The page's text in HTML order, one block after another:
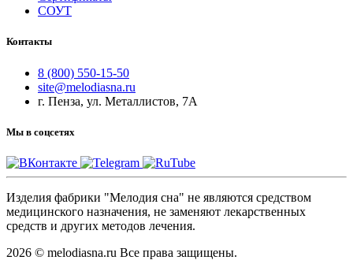
СОУТ
Контакты
8 (800) 550-15-50
site@melodiasna.ru
г. Пенза, ул. Металлистов, 7А
Мы в соцсетях
Изделия фабрики "Мелодия сна" не являются средством
медицинского назначения, не заменяют лекарственных
средств и других методов лечения.
2026 © melodiasna.ru Все права защищены.